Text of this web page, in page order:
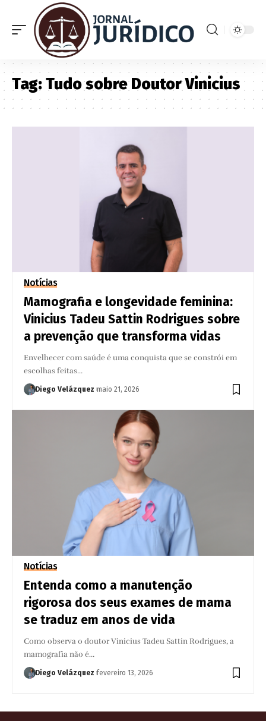
Tag:Tudo sobre Doutor Vinicius
Notícias
Mamografia e longevidade feminina:
Vinicius Tadeu Sattin Rodrigues sobre
a prevenção que transforma vidas
Envelhecer com saúde é uma conquista que se constrói em
escolhas feitas…
Diego Velázquez maio 21, 2026
Notícias
Entenda como a manutenção
rigorosa dos seus exames de mama
se traduz em anos de vida
Como observa o doutor Vinicius Tadeu Sattin Rodrigues, a
mamografia não é…
Diego Velázquez fevereiro 13, 2026